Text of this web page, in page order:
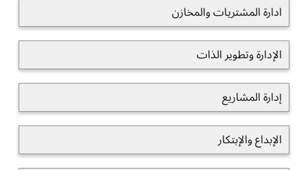
ادارة المشتريات والمخازن
الإدارة وتطوير الذات
إدارة المشاريع
الإبداع والإبتكار